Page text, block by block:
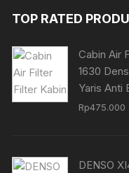
TOP RATED
Cabin Air
1630
Yaris Anti
Rp475.000
DENSO